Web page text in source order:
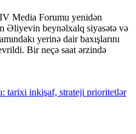
Media Forumu yenidən
Əliyevin beynəlxalq siyasətə və
yerinə dair baxışlarını
Bir neçə saat ərzində